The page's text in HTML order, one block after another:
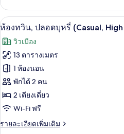
เกี่ยว
กับ
ห้อง
น,
ปลอด
บุหรี่
เปิด
ภาพถ่าย
ทั้งหมด
ของ
ห้อง
ทวิน,
ปลอด
บุหรี่
46
ห้องทวิน, ปลอดบุหรี่ (Casual,
วิวเมือง
13 ตารางเมตร
1 ห้องนอน
พักได้ 2 คน
2 เตียงเดี่ยว
Wi-Fi ฟรี
รายละเอียดเพิ่มเติม
ราย